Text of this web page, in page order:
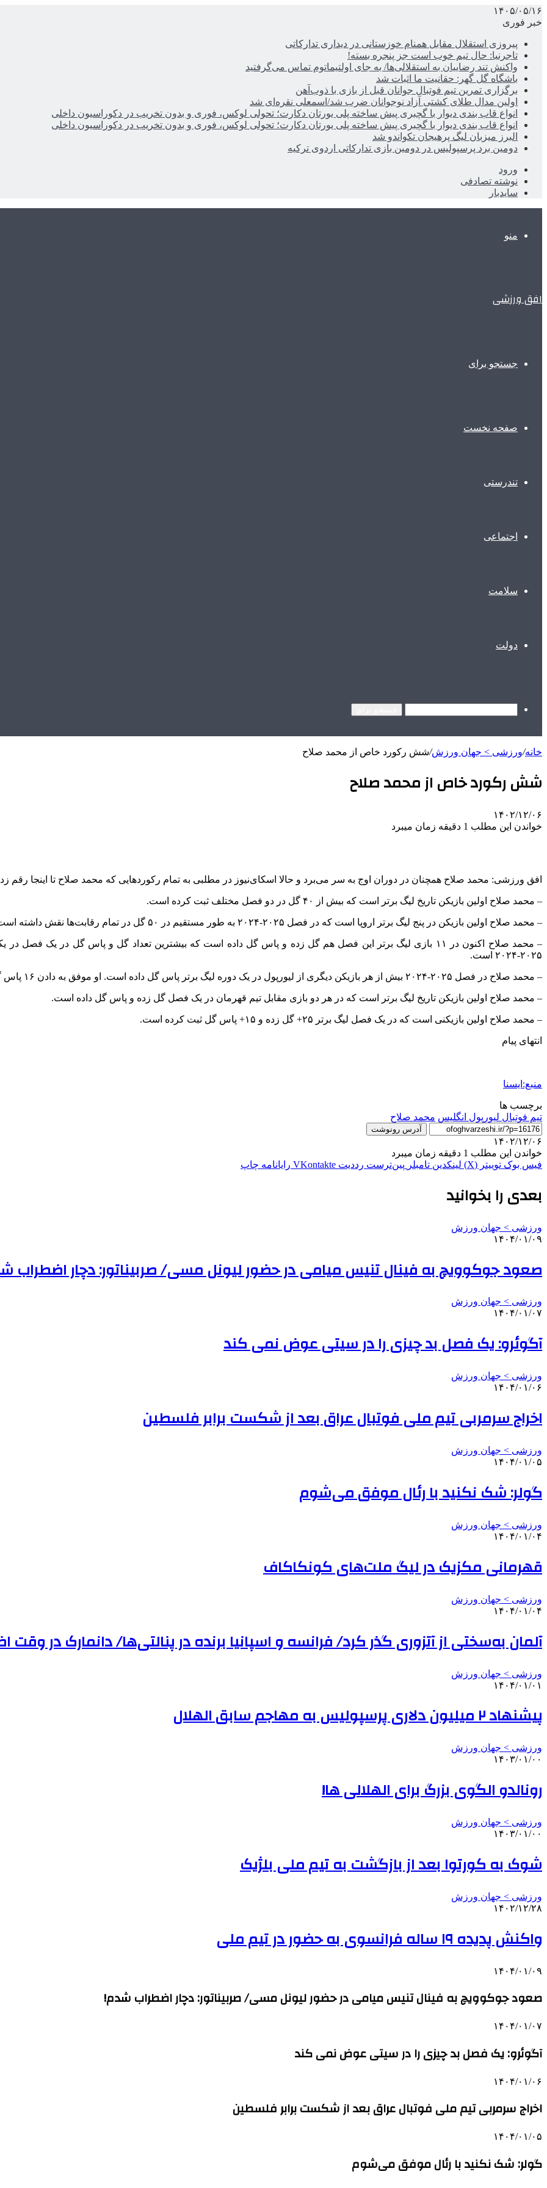
۱۴۰۵/۰۵/۱۶
خبر فوری
پیروزی استقلال مقابل همنام خوزستانی در دیداری تدارکاتی
تاجرنیا: حال تیم خوب است جز پنجره بسته!
واکنش تند رضاییان به استقلالی‌ها/ به جای اولتیماتوم تماس می‌گرفتید
باشگاه گل گهر: حقانیت ما اثبات شد
برگزاری تمرین تیم فوتبال جوانان قبل از بازی با ذوب‌آهن
اولین مدال طلای کشتی آزاد نوجوانان ضرب شد/اسمعلی نقره‌ای شد
انواع قاب بندی دیوار با گچبری پیش ساخته پلی یورتان دکارت؛ تحولی لوکس، فوری و بدون تخریب در دکوراسیون داخلی
انواع قاب بندی دیوار با گچبری پیش ساخته پلی یورتان دکارت؛ تحولی لوکس، فوری و بدون تخریب در دکوراسیون داخلی
البرز میزبان لیگ پرهیجان تکواندو شد
دومین برد پرسپولیس در دومین بازی تدارکاتی اردوی ترکیه
ورود
نوشته تصادفی
سایدبار
منو
افق ورزشی
جستجو برای
صفحه نخست
تندرستی
اجتماعی
سلامت
دولت
خانه/ورزشی > جهان ورزش/شش رکورد خاص از محمد صلاح
شش رکورد خاص از محمد صلاح
۱۴۰۲/۱۲/۰۶
خواندن این مطلب 1 دقیقه زمان میبرد
افق ورزشی: محمد صلاح همچنان در دوران اوج به سر می‌برد و حالا اسکای‌نیوز در مطلبی به تمام رکوردهایی که محمد صلاح تا اینجا رقم
– محمد صلاح اولین بازیکن تاریخ لیگ برتر است که بیش از ۴۰ گل در دو فصل مختلف ثبت کرده است.
– محمد صلاح اولین بازیکن در پنج لیگ برتر اروپا است که در فصل ۲۰۲۵-۲۰۲۴ به طور مستقیم در ۵۰ گل در تمام رقابت‌ها نقش داشته است.
– محمد صلاح اکنون در ۱۱ بازی لیگ برتر این فصل هم گل زده و پاس گل داده است که بیشترین تعداد گل و پاس گل در یک
۲۰۲۵-۲۰۲۴ است.
– محمد صلاح در فصل ۲۰۲۵-۲۰۲۴ بیش از هر بازیکن دیگری از لیورپول در یک دوره لیگ برتر پاس گل داده است. او موفق به دادن ۱۶ پاس گل شد.
– محمد صلاح اولین بازیکن تاریخ لیگ برتر است که در هر دو بازی مقابل تیم قهرمان در یک فصل گل زده و پاس گل داده است.
– محمد صلاح اولین بازیکنی است که در یک فصل لیگ برتر ۲۵+ گل زده و ۱۵+ پاس گل ثبت کرده است.
انتهای پیام
منبع:ایسنا
برچسب ها
تیم فوتبال لیورپول انگلیس محمد صلاح
آدرس رونوشت
۱۴۰۲/۱۲/۰۶
خواندن این مطلب 1 دقیقه زمان میبرد
فیس بوک توییتر (X) لینکدین ‫تامبلر ‫پین‌ترست ‫رددیت ‫VKontakte رایانامه چاپ
بعدی را بخوانید
ورزشی > جهان ورزش
۱۴۰۴/۰۱/۰۹
صعود جوکوویچ به فینال تنیس میامی در حضور لیونل مسی/ صربیناتور: دچار اضطراب
ورزشی > جهان ورزش
۱۴۰۴/۰۱/۰۷
آگوئرو: یک فصل بد چیزی را در سیتی عوض نمی کند
ورزشی > جهان ورزش
۱۴۰۴/۰۱/۰۶
اخراج سرمربی تیم ملی فوتبال عراق بعد از شکست برابر فلسطین
ورزشی > جهان ورزش
۱۴۰۴/۰۱/۰۵
گولر: شک نکنید با رئال موفق می‌شوم
ورزشی > جهان ورزش
۱۴۰۴/۰۱/۰۴
قهرمانی مکزیک در لیگ ملت‌های کونکاکاف
ورزشی > جهان ورزش
۱۴۰۴/۰۱/۰۴
آلمان به‌سختی از آتزوری گذر کرد/ فرانسه و اسپانیا برنده در پنالتی‌ها/ دانمارک در وقت‌
ورزشی > جهان ورزش
۱۴۰۴/۰۱/۰۱
پیشنهاد ۲ میلیون دلاری پرسپولیس به مهاجم سابق الهلال
ورزشی > جهان ورزش
۱۴۰۳/۰۱/۰۰
رونالدو الگوی بزرگ برای الهلالی ها!
ورزشی > جهان ورزش
۱۴۰۳/۰۱/۰۰
شوک به کورتوا بعد از بازگشت به تیم ملی بلژیک
ورزشی > جهان ورزش
۱۴۰۲/۱۲/۲۸
واکنش پدیده ۱۹ ساله فرانسوی به حضور در تیم ملی
۱۴۰۴/۰۱/۰۹
صعود جوکوویچ به فینال تنیس میامی در حضور لیونل مسی/ صربیناتور: دچار اضطراب شدم!
۱۴۰۴/۰۱/۰۷
آگوئرو: یک فصل بد چیزی را در سیتی عوض نمی کند
۱۴۰۴/۰۱/۰۶
اخراج سرمربی تیم ملی فوتبال عراق بعد از شکست برابر فلسطین
۱۴۰۴/۰۱/۰۵
گولر: شک نکنید با رئال موفق می‌شوم